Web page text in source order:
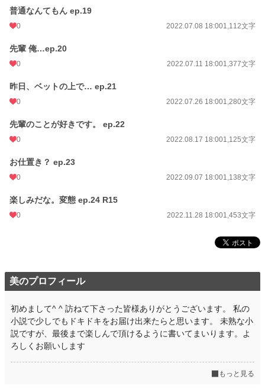
普通なんてもん ep.19
0 2022.07.08 18:001,112文字
先輩 俺…ep.20
0 2022.07.11 18:001,377文字
昨日、ベットの上で… ep.21
0 2022.07.26 18:001,280文字
先輩のことが好きです。 ep.22
0 2022.08.17 18:001,125文字
お仕置き？ ep.23
0 2022.09.07 18:001,138文字
楽しみだな。変態 ep.24 R15
0 2022.11.28 18:001,453文字
美のプロフィール
初めまして^ ^ 訪ねて下さった皆様ありがとうございます。 私の
小説で少しでもドキドキをお届け出来たらと思います。 未熟な小
説ですが、最後まで楽しんで頂けるように書いてまいります。よ
ろしくお願いします
もっと見る